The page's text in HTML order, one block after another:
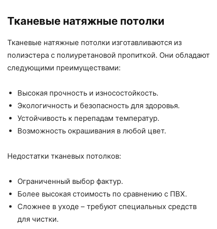
Тканевые натяжные потолки
Тканевые натяжные потолки изготавливаются из
полиэстера с полиуретановой пропиткой. Они обладают
следующими преимуществами:
Высокая прочность и износостойкость.
Экологичность и безопасность для здоровья.
Устойчивость к перепадам температур.
Возможность окрашивания в любой цвет.
Недостатки тканевых потолков:
Ограниченный выбор фактур.
Более высокая стоимость по сравнению с ПВХ.
Сложнее в уходе – требуют специальных средств
для чистки.